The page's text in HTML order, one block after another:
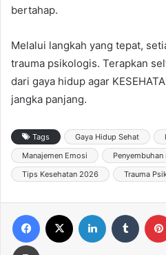
bertahap.
Melalui langkah yang tepat,
trauma psikologis. Terapkan
dari gaya hidup agar
jangka panjang.
Tags Gaya Hidup Sehat
Manajemen Emosi
Penyembuhan
Tips Kesehatan 2026
Trauma